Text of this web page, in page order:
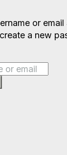
or
a new